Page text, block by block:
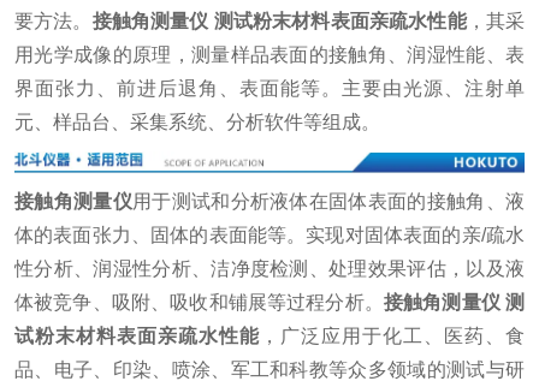
要方法。 接触角测量仪 测试粉末材料表面亲疏水性能，其采
用光学成像的原理，测量样品表面的接触角、润湿性能、表
界面张力、前进后退角、表面能等。主要由光源、注射单
元、样品台、采集系统、分析软件等组成。
接触角测量仪用于测试和分析液体在固体表面的接触角、液
体的表面张力、固体的表面能等。实现对固体表面的亲/疏水
性分析、润湿性分析、洁净度检测、处理效果评估，以及液
体被竞争、吸附、吸收和铺展等过程分析。 接触角测量仪 测
试粉末材料表面亲疏水性能 ，广泛应用于化工、医药、食
品、电子、印染、喷涂、军工和科教等众多领域的测试与研